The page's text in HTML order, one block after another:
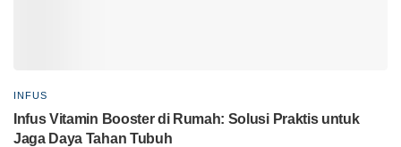
INFUS
Infus Vitamin Booster di Rumah: Solusi Praktis untuk
Jaga Daya Tahan Tubuh